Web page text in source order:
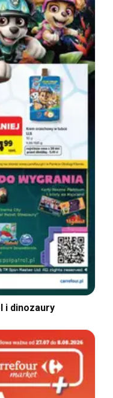
i dinozaury